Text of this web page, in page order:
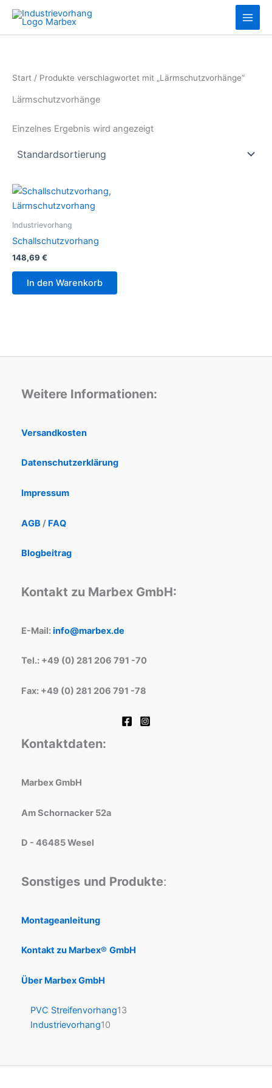
Zum
Inhalt
springen
Start / Produkte verschlagwortet mit „Lärmschutzvorhänge“
Lärmschutzvorhänge
Einzelnes Ergebnis wird angezeigt
Industrievorhang
Schallschutzvorhang
148,69 €
In den Warenkorb
Weitere Informationen:
Versandkosten
Datenschutzerklärung
Impressum
AGB / FAQ
Blogbeitrag
Kontakt zu Marbex GmbH:
E-Mail:info@marbex.de
Tel.: +49 (0) 281 206 791 -70
Fax: +49 (0) 281 206 791 -78
Kontaktdaten:
Marbex GmbH
Am Schornacker 52a
D - 46485 Wesel
Sonstiges und Produkte:
Montageanleitung
Kontakt zu Marbex® GmbH
Über Marbex GmbH
PVC Streifenvorhang13
Industrievorhang10